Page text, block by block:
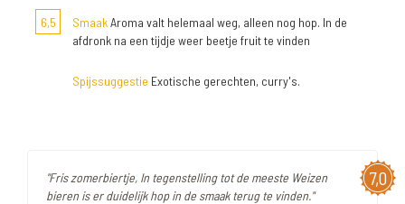
6,5 SmaakAroma valt helemaal weg, alleen nog hop. In de
afdronk na een tijdje weer beetje fruit te vinden
Spijssuggestie Exotische gerechten, curry's.
7,0
"Fris zomerbiertje, In tegenstelling tot de meeste Weizen
bieren is er duidelijk hop in de smaak terug te vinden."